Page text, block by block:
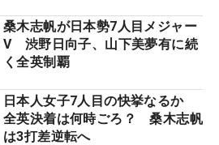
桑木志帆が日本勢7人目メジャー
V 渋野日向子、山下美夢有に続
く全英制覇
日本人女子7人目の快挙なるか
全英決着は何時ごろ？ 桑木志帆
は3打差逆転へ